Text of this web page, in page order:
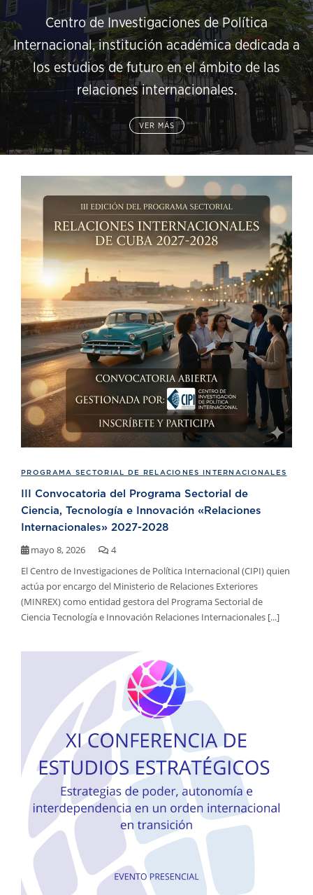
Centro de Investigaciones de Política
Internacional, institución académica dedicada a
los estudios de futuro en el ámbito de las
relaciones internacionales.
VER MÁS
PROGRAMA SECTORIAL DE RELACIONES INTERNACIONALES
III Convocatoria del Programa Sectorial de
Ciencia, Tecnología e Innovación «Relaciones
Internacionales» 2027-2028
mayo 8, 2026
4
El Centro de Investigaciones de Política Internacional (CIPI) quien
actúa por encargo del Ministerio de Relaciones Exteriores
(MINREX) como entidad gestora del Programa Sectorial de
Ciencia Tecnología e Innovación Relaciones Internacionales [...]